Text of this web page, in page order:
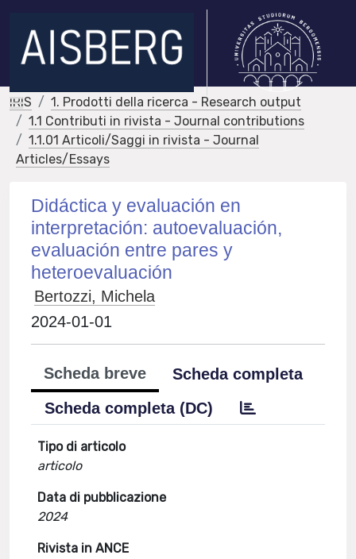
IRIS
1. Prodotti della ricerca - Research output
1.1 Contributi in rivista - Journal contributions
1.1.01 Articoli/Saggi in rivista - Journal
Articles/Essays
Didáctica y evaluación en
interpretación: autoevaluación,
evaluación entre pares y
heteroevaluación
Bertozzi, Michela
2024-01-01
Scheda breve
Scheda completa
Scheda completa (DC)
Tipo di articolo
articolo
Data di pubblicazione
2024
Rivista in ANCE